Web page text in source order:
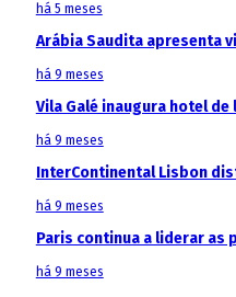
há 5 meses
Arábia Saudita apresenta
há 9 meses
Vila Galé inaugura hotel
há 9 meses
InterContinental Lisbon
há 9 meses
Paris continua a liderar as
há 9 meses